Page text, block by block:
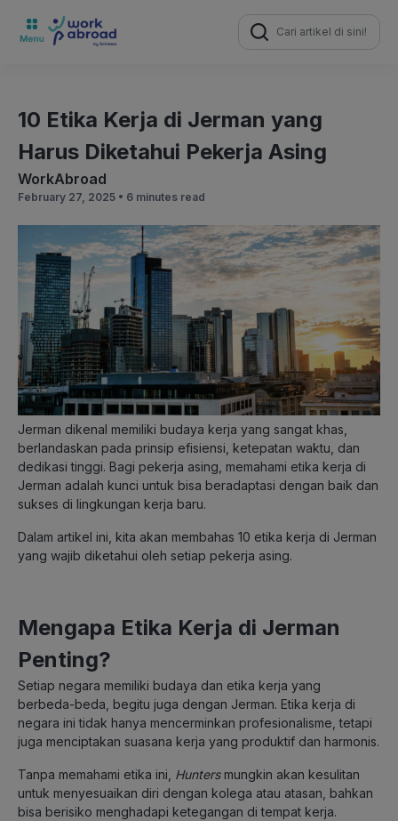
Search
for:
10 Etika Kerja di Jerman yang
Harus Diketahui Pekerja Asing
WorkAbroad
February 27, 2025 • 6 minutes read
Jerman dikenal memiliki budaya kerja yang sangat khas,
berlandaskan pada prinsip efisiensi, ketepatan waktu, dan
dedikasi tinggi. Bagi pekerja asing, memahami etika kerja di
Jerman adalah kunci untuk bisa beradaptasi dengan baik dan
sukses di lingkungan kerja baru.
Dalam artikel ini, kita akan membahas 10 etika kerja di Jerman
yang wajib diketahui oleh setiap pekerja asing.
Mengapa Etika Kerja di Jerman
Penting?
Setiap negara memiliki budaya dan etika kerja yang
berbeda-beda, begitu juga dengan Jerman. Etika kerja di
negara ini tidak hanya mencerminkan profesionalisme, tetapi
juga menciptakan suasana kerja yang produktif dan harmonis.
Tanpa memahami etika ini, Huntersmungkin akan kesulitan
untuk menyesuaikan diri dengan kolega atau atasan, bahkan
bisa berisiko menghadapi ketegangan di tempat kerja.